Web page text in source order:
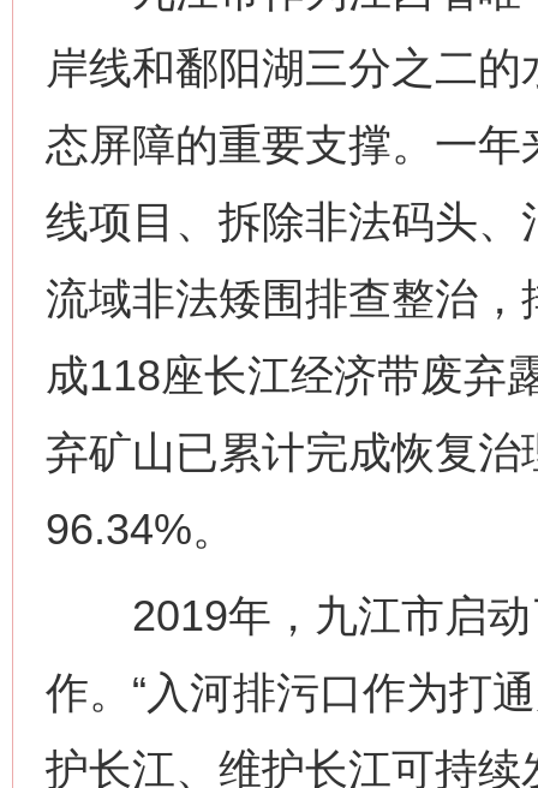
岸线和鄱阳湖三分之二
态屏障的重要支撑。一
线项目、拆除非法码头
流域非法矮围排查整治
成118座长江经济带废弃
弃矿山已累计完成恢复
96.34%。
2019年，九江市启动
作。“入河排污口作为打
护长江、维护长江可持续